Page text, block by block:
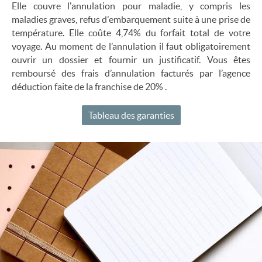
Elle couvre l'annulation pour maladie, y compris les
maladies graves, refus d'embarquement suite à une prise de
température. Elle coûte 4,74% du forfait total de votre
voyage. Au moment de l’annulation il faut obligatoirement
ouvrir un dossier et fournir un justificatif. Vous êtes
remboursé des frais d’annulation facturés par l’agence
déduction faite de la franchise de 20% .
Tableau des garanties